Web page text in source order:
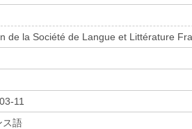
de la Société de Langue et Littérature
11
ス語